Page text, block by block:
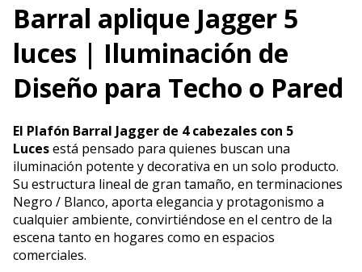
Barral aplique Jagger 5
luces | Iluminación de
Diseño para Techo o Pared
El Plafón Barral Jagger de 4 cabezales con 5
Lucesestá pensado para quienes buscan una
iluminación potente y decorativa en un solo producto.
Su estructura lineal de gran tamaño, en terminaciones
Negro / Blanco, aporta elegancia y protagonismo a
cualquier ambiente, convirtiéndose en el centro de la
escena tanto en hogares como en espacios
comerciales.